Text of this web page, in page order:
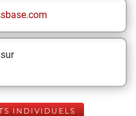
INDIVIDUELS